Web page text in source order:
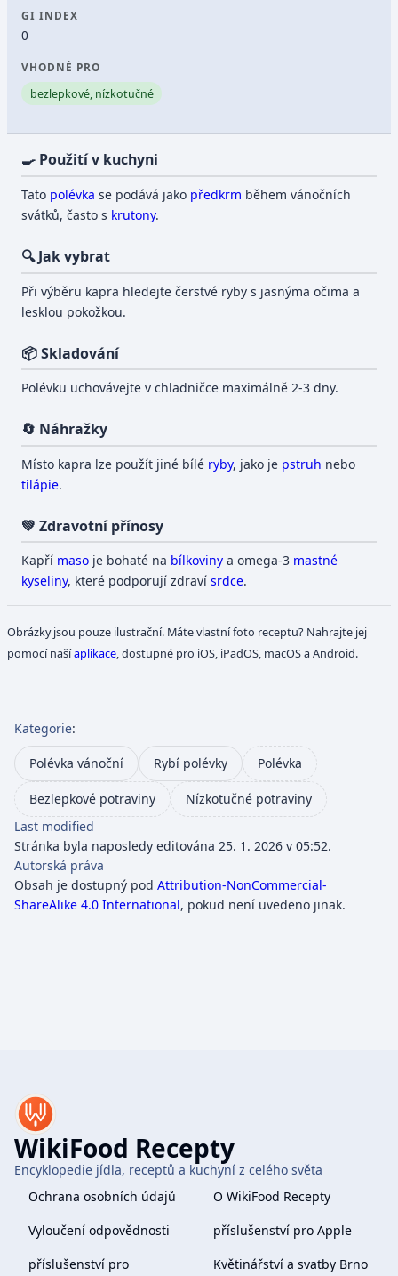
GI INDEX
0
VHODNÉ PRO
bezlepkové, nízkotučné
🍳 Použití v kuchyni
Tato polévka se podává jako předkrm během vánočních
svátků, často s krutony.
🔍 Jak vybrat
Při výběru kapra hledejte čerstvé ryby s jasnýma očima a
lesklou pokožkou.
📦 Skladování
Polévku uchovávejte v chladničce maximálně 2-3 dny.
🔄 Náhražky
Místo kapra lze použít jiné bílé ryby, jako je pstruh nebo
tilápie.
💚 Zdravotní přínosy
Kapří maso je bohaté na bílkoviny a omega-3 mastné
kyseliny, které podporují zdravísrdce.
Obrázky jsou pouze ilustrační. Máte vlastní foto receptu? Nahrajte jej
pomocí našíaplikace , dostupné pro iOS, iPadOS, macOS a Android.
Kategorie:
Polévka vánoční Rybí polévky Polévka
Bezlepkové potraviny
Nízkotučné potraviny
Last modified
Stránka byla naposledy editována 25. 1. 2026 v 05:52.
Autorská práva
Obsah je dostupný pod Attribution-NonCommercial-
ShareAlike 4.0 International, pokud není uvedeno jinak.
WikiFood Recepty
Encyklopedie jídla, receptů a kuchyní z celého světa
Ochrana osobních údajů
O WikiFood Recepty
Vyloučení odpovědnosti
příslušenství pro Apple
příslušenství pro
Květinářství a svatby Brno